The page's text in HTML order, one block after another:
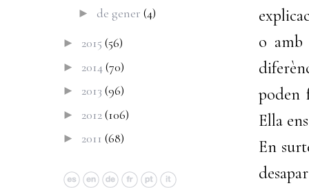
o amb
poden
Ella
En
► de gener (4)
► 2015 (56)
► 2014(70)
► 2013 (96)
► 2012(106)
► 2011 (68)